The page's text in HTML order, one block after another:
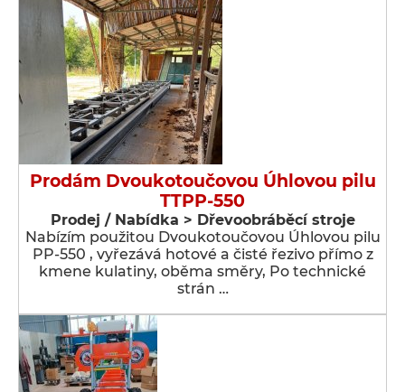
Prodám Dvoukotoučovou Úhlovou pilu
TTPP-550
Prodej / Nabídka > Dřevoobráběcí stroje
Nabízím použitou Dvoukotoučovou Úhlovou pilu
PP-550 , vyřezává hotové a čisté řezivo přímo z
kmene kulatiny, oběma směry, Po technické
strán …